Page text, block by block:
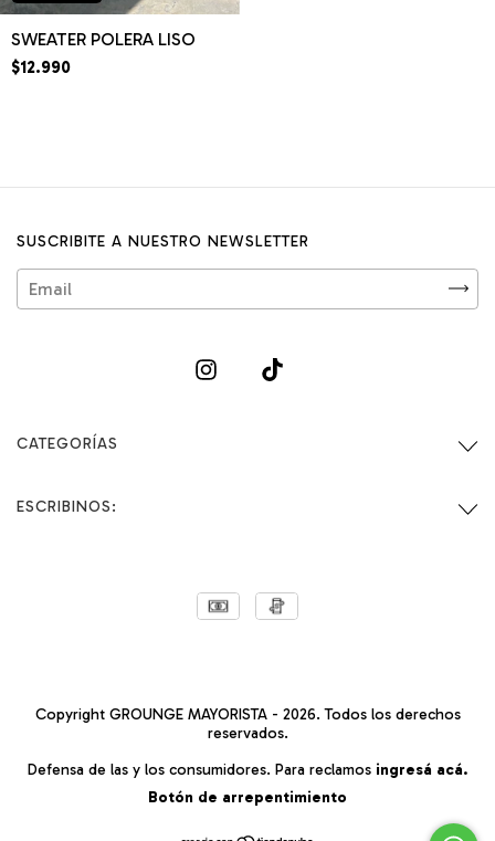
SWEATER POLERA LISO
$12.990
SUSCRIBITE A NUESTRO NEWSLETTER
CATEGORÍAS
ESCRIBINOS:
Copyright GROUNGE MAYORISTA - 2026. Todos los derechos
reservados.
Defensa de las y los consumidores. Para reclamos ingresá acá.
Botón de arrepentimiento